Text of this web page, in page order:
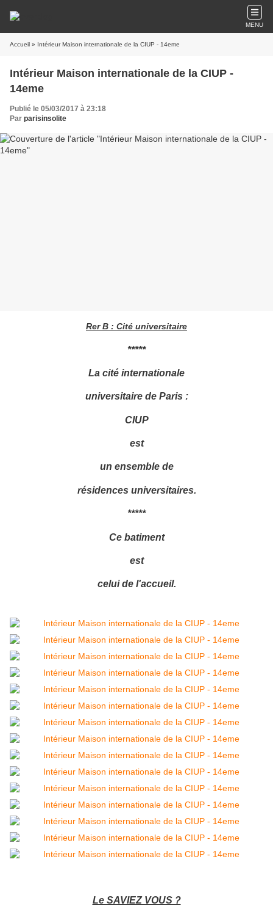
MENU
Accueil » Intérieur Maison internationale de la CIUP - 14eme
Intérieur Maison internationale de la CIUP -
14eme
Publié le 05/03/2017 à 23:18
Par parisinsolite
Rer B : Cité universitaire
*****
La cité internationale
universitaire de Paris :
CIUP
est
un ensemble de
résidences universitaires.
*****
Ce batiment
est
celui de l'accueil.
Le SAVIEZ VOUS ?